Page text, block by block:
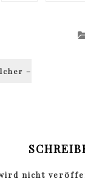
–
nicht